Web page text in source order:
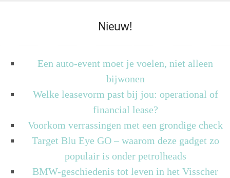
Nieuw!
Een auto-event moet je voelen, niet alleen
bijwonen
Welke leasevorm past bij jou: operational of
financial lease?
Voorkom verrassingen met een grondige check
Target Blu Eye GO – waarom deze gadget zo
populair is onder petrolheads
BMW-geschiedenis tot leven in het Visscher